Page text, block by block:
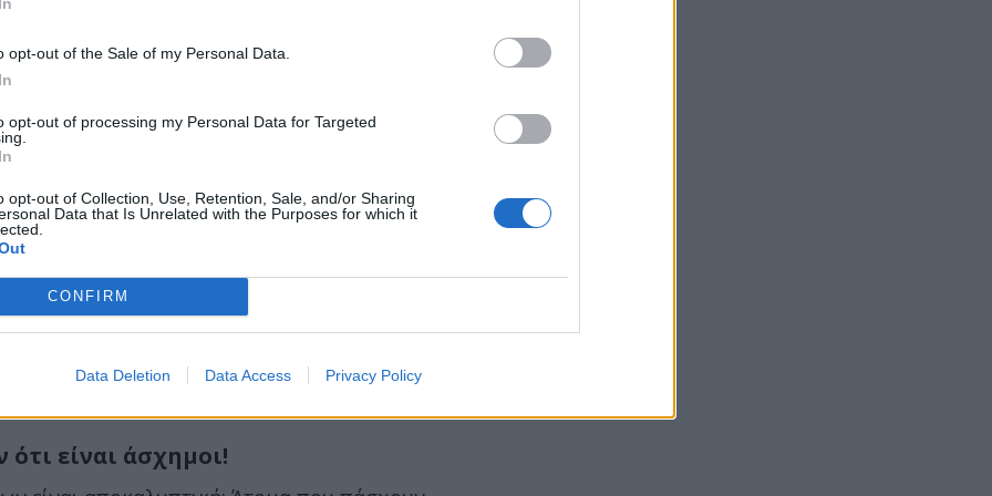
opt-out of the Sale of my Personal Data.
opt-out of processing my Personal Data for Targeted
opt-out of Collection, Use, Retention, Sale, and/or Sharing
Data that Is Unrelated with the Purposes for which it
CONFIRM
Data Deletion Data Access Privacy Policy
στις αυτοκτονίες!
οι …ωραίοι έχουν χρέη, σε εποχή
ακουστεί ως...
είναι άσχημοι!